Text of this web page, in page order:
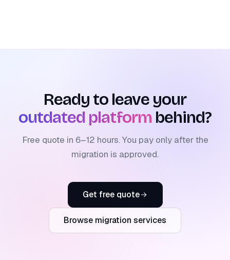
Ready to leave your
outdated platform behind?
Free quote in 6–12 hours. You pay only after the
migration is approved.
Get free quote
Browse migration services